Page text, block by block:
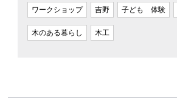
ワークショップ 吉野 子ども 体験
木のある暮らし 木工